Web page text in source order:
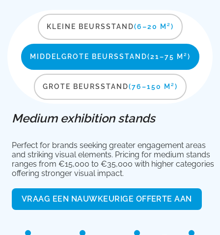
KLEINE BEURSSTAND(6–20 M²)
MIDDELGROTE BEURSSTAND(21–75 M²)
GROTE BEURSSTAND(76–150 M²)
Medium exhibition stands
Perfect for brands seeking greater engagement areas
and striking visual elements. Pricing for medium stands
ranges from €15,000 to €35,000 with higher categories
offering stronger visual impact.
VRAAG EEN NAUWKEURIGE OFFERTE AAN